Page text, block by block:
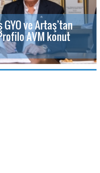
ve Artaş’tan
AVM konut